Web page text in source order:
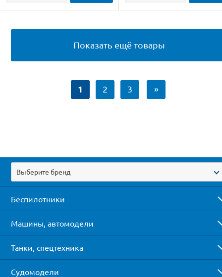
Показать ещё товары
1 2 3 »
Выберите бренд
Беспилотники
Машины, автомодели
Танки, спецтехника
Судомодели